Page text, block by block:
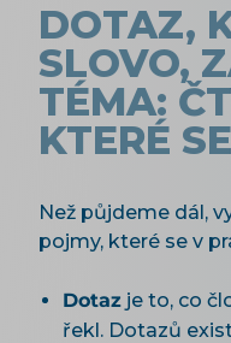
DOTAZ,
SLOVO,
TÉMA:
KTERÉ
Než půjdeme dál,
pojmy, které se v
Dotaz je to, co
řekl. Dotazů